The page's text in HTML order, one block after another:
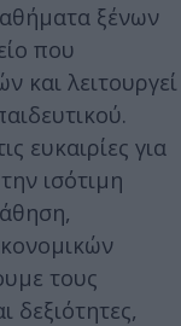
ξένων
που
και λειτουργεί
ευκαιρίες για
ισότιμη
τους
δεξιότητες,